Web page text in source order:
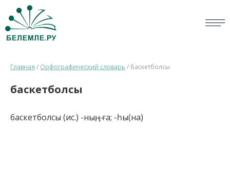
ОПРОС
СПРАВКА
Главная / Орфографический словарь / баскетболсы
баскетболсы
баскетболсы (ис.) -ның, -ға; -һы(на)